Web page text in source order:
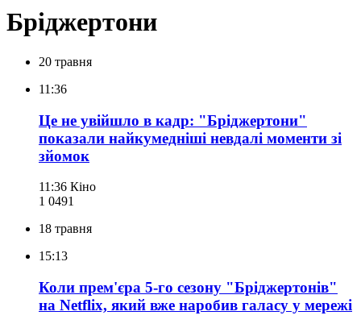
Бріджертони
20 травня
11:36
Це не увійшло в кадр: "Бріджертони"
показали найкумедніші невдалі моменти зі
зйомок
11:36 Кіно
1 0491
18 травня
15:13
Коли прем'єра 5-го сезону "Бріджертонів"
на Netflix, який вже наробив галасу у мережі